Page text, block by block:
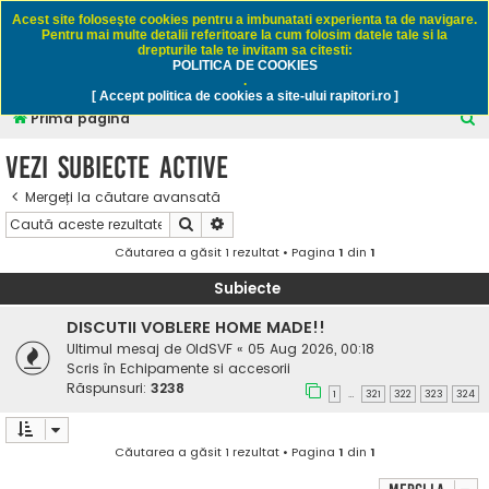
Rapitori.ro - Pescuit sportiv
Prima pagină
C
Vezi subiecte active
Mergeți la căutare avansată
Căutare
Căutarea a găsit 1 rezultat • Pagina 1 din 1
Subiecte
DISCUTII VOBLERE HOME MADE!!
Ultimul mesaj de OldSVF « 05 Aug 2026, 00:18
Scris în Echipamente si accesorii
Răspunsuri: 3238 1 … 321 322 323 324
Căutarea a găsit 1 rezultat • Pagina 1 din 1
Acest site foloseşte cookies pentru a imbunatati experienta ta de navigare.
Pentru mai multe detalii referitoare la cum folosim datele tale si la
drepturile tale te invitam sa citesti:
POLITICA DE COOKIES
.
[ Accept politica de cookies a site-ului rapitori.ro ]